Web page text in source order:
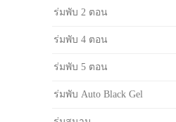
ร่มพับ 2 ตอน
ร่มพับ 4 ตอน
ร่มพับ 5 ตอน
ร่มพับ Auto Black Gel